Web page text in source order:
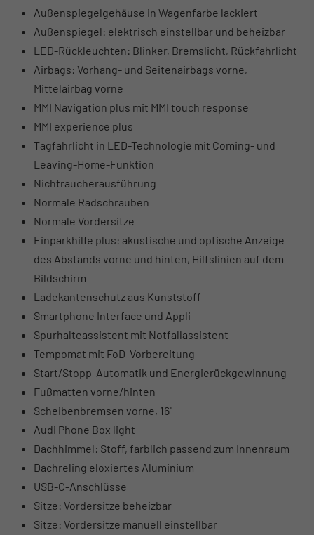
Außenspiegelgehäuse in Wagenfarbe lackiert
Außenspiegel: elektrisch einstellbar und beheizbar
LED-Rückleuchten: Blinker, Bremslicht, Rückfahrlicht
Airbags: Vorhang- und Seitenairbags vorne,
Mittelairbag vorne
MMI Navigation plus mit MMI touch response
MMI experience plus
Tagfahrlicht in LED-Technologie mit Coming- und
Leaving-Home-Funktion
Nichtraucherausführung
Normale Radschrauben
Normale Vordersitze
Einparkhilfe plus: akustische und optische Anzeige
des Abstands vorne und hinten, Hilfslinien auf dem
Bildschirm
Ladekantenschutz aus Kunststoff
Smartphone Interface und Appli
Spurhalteassistent mit Notfallassistent
Tempomat mit FoD-Vorbereitung
Start/Stopp-Automatik und Energierückgewinnung
Fußmatten vorne/hinten
Scheibenbremsen vorne, 16"
Audi Phone Box light
Dachhimmel: Stoff, farblich passend zum Innenraum
Dachreling eloxiertes Aluminium
USB-C-Anschlüsse
Sitze: Vordersitze beheizbar
Sitze: Vordersitze manuell einstellbar